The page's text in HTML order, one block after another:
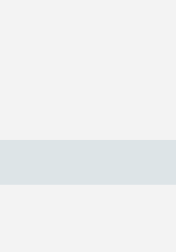
dafür vorgesehenen Laden